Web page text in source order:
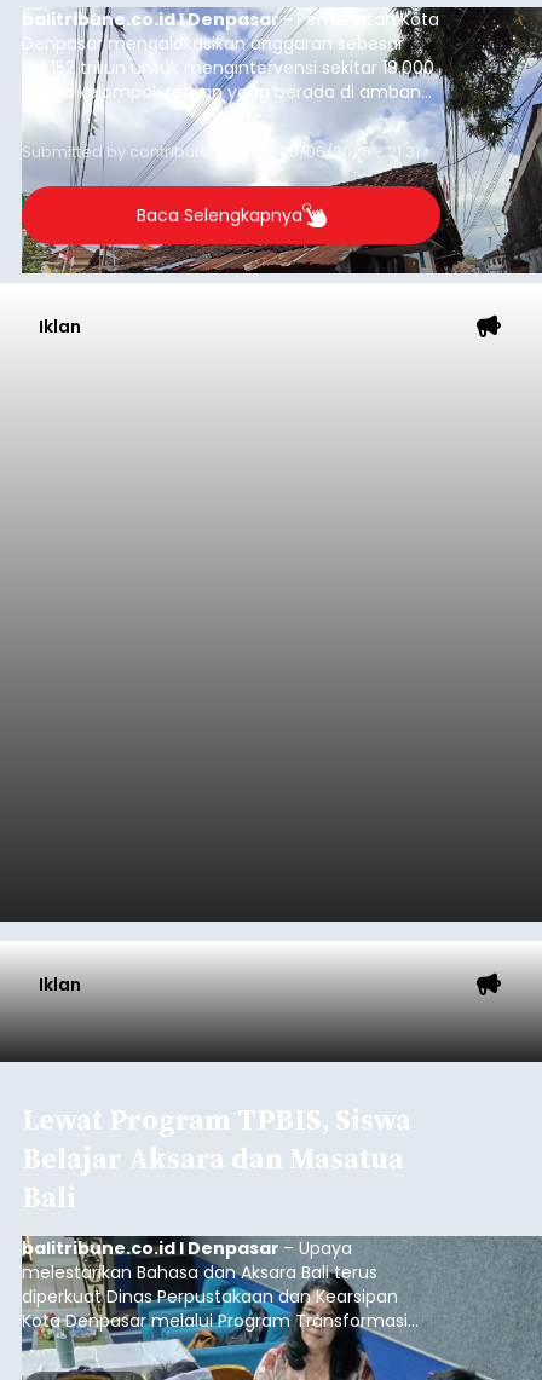
balitribune.co.id I Denpasar - Pemerintah Kota
Denpasar mengalokasikan anggaran sebesar
Rp1,152 triliun untuk mengintervensi sekitar 18.000
warga kelompok rentan yang berada di ambang
garis kemiskinan. Langkah strategis ini diambil
guna menjaga masyarakat yang berada pada
kelompok desil 5 dan 6 tersebut agar tidak
merosot ke kategori miskin.
Submitted by contributor Thu, 08/06/2026 - 21:31
Baca Selengkapnya
Iklan
Iklan
Lewat Program TPBIS, Siswa
Belajar Aksara dan Masatua
Bali
balitribune.co.id I Denpasar – Upaya
melestarikan Bahasa dan Aksara Bali terus
diperkuat Dinas Perpustakaan dan Kearsipan
Kota Denpasar melalui Program Transformasi
Perpustakaan Berbasis Inklusi Sosial (TPBIS).
Tahun ini, sebanyak 63 siswa kelas IV dan V SD